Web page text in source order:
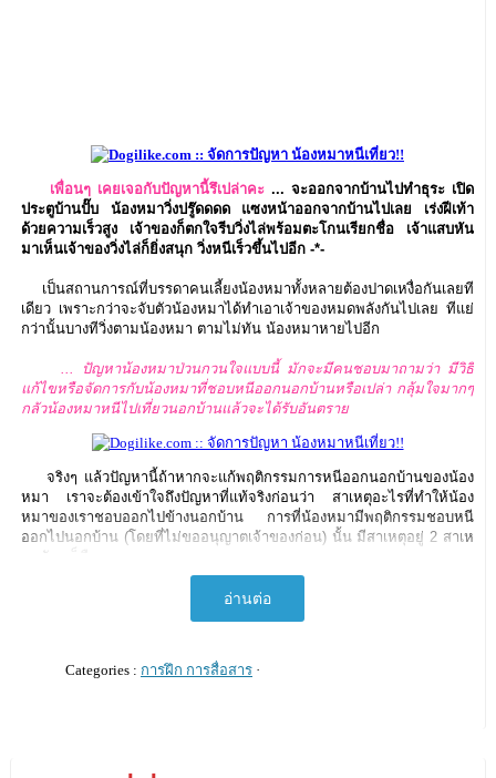
เพื่อนๆ เคยเจอกับปัญหานี้รึเปล่าคะ ... จะออกจากบ้านไปทำธุระ เปิด
ประตูบ้านปั๊บ น้องหมาวิ่งปรู๊ดดดด แซงหน้าออกจากบ้านไปเลย เร่งฝีเท้า
ด้วยความเร็วสูง เจ้าของก็ตกใจรีบวิ่งไล่พร้อมตะโกนเรียกชื่อ เจ้าแสบหัน
มาเห็นเจ้าของวิ่งไล่ก็ยิ่งสนุก วิ่งหนีเร็วขึ้นไปอีก -*-
เป็นสถานการณ์ที่บรรดาคนเลี้ยงน้องหมาทั้งหลายต้องปาดเหงื่อกันเลยที
เดียว เพราะกว่าจะจับตัวน้องหมาได้ทำเอาเจ้าของหมดพลังกันไปเลย ทีแย่
กว่านั้นบางทีวิ่งตามน้องหมา ตามไม่ทัน น้องหมาหายไปอีก
... ปัญหาน้องหมาป่วนกวนใจแบบนี้ มักจะมีคนชอบมาถามว่า มีวิธี
แก้ไขหรือจัดการกับน้องหมาที่ชอบหนีออกนอกบ้านหรือเปล่า กลุ้มใจมากๆ
กลัวน้องหมาหนีไปเที่ยวนอกบ้านแล้วจะได้รับอันตราย
จริงๆ แล้วปัญหานี้ถ้าหากจะแก้พฤติกรรมการหนีออกนอกบ้านของน้อง
หมา เราจะต้องเข้าใจถึงปัญหาที่แท้จริงก่อนว่า สาเหตุอะไรที่ทำให้น้อง
หมาของเราชอบออกไปข้างนอกบ้าน การที่น้องหมามีพฤติกรรมชอบหนี
ออกไปนอกบ้าน (โดยที่ไม่ขออนุญาตเจ้าของก่อน) นั้น มีสาเหตุอยู่ 2 สาเห
1. น้องหมาของคุณอาจจะกำลังเป็น "โรคเหงา"
อ่านต่อ
Categories : การฝึก การสื่อสาร ·